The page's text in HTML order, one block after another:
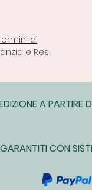
di
e Resi
A
CON